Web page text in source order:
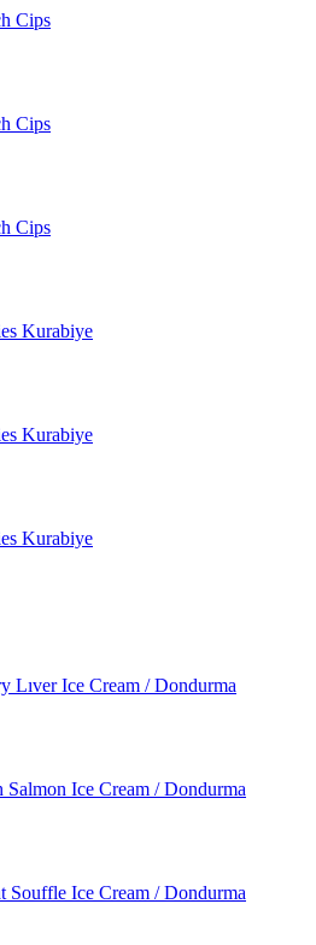
Cips
Cips
Cips
Kurabiye
Kurabiye
Kurabiye
Lıver Ice Cream / Dondurma
Salmon Ice Cream / Dondurma
Souffle Ice Cream / Dondurma